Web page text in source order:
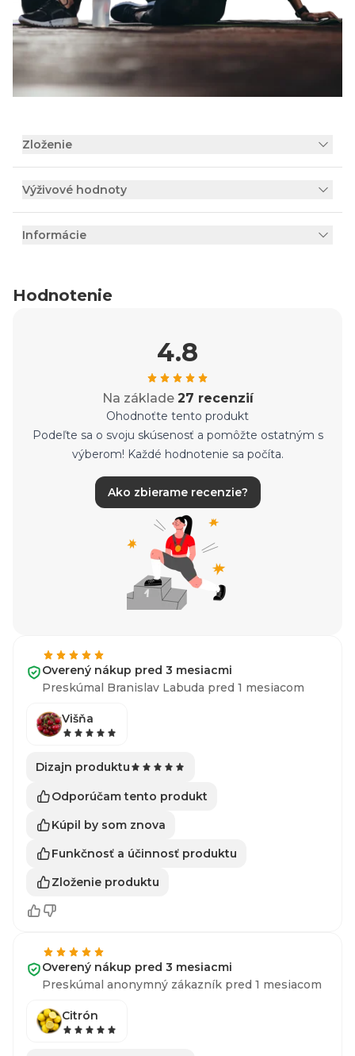
Zloženie
Výživové hodnoty
Informácie
Hodnotenie
4.8
Na základe 27 recenzií
Ohodnoťte tento produkt
Podeľte sa o svoju skúsenosť a pomôžte ostatným s
výberom! Každé hodnotenie sa počíta.
Ako zbierame recenzie?
Overený nákup pred 3 mesiacmi
Preskúmal Branislav Labuda pred 1 mesiacom
Višňa
Dizajn produktu
Odporúčam tento produkt
Kúpil by som znova
Funkčnosť a účinnosť produktu
Zloženie produktu
Overený nákup pred 3 mesiacmi
Preskúmal anonymný zákazník pred 1 mesiacom
Citrón